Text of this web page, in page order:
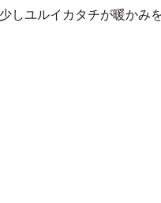
、少しユルイカタチ